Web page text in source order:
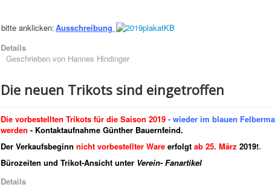
bitte anklicken:Ausschreibung
Details
Geschrieben von Hannes Hindinger
Die neuen Trikots sind eingetroffen
Die vorbestellten Trikots für die Saison 2019 - wieder im blauen
werden - Kontaktaufnahme Günther Bauernfeind.
Der Verkaufsbeginn nicht vorbestellter Ware erfolgt ab 25. März 2019!.
Bürozeiten und Trikot-Ansicht unter Verein- Fanartikel
Details